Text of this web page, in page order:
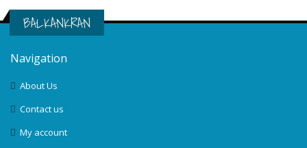
BALKANKRAN
Navigation
About Us
Contact us
My account